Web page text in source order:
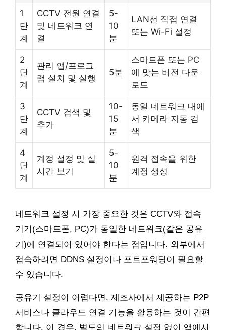
1
단
계
CCTV 전원 연결
및 네트워크 연
결
5-
10
분
LAN선 직접 연결
또는 Wi-Fi 설정
2
단
계
관리 앱/프로그
램 설치 및 실행
5분
스마트폰 또는 PC
에 맞는 버전 다운
로드
3
단
계
CCTV 검색 및
추가
10-
15
분
동일 네트워크 내에
서 카메라 자동 검
색
4
단
계
계정 설정 및 실
시간 보기
5-
10
분
원격 접속을 위한
계정 생성
네트워크 설정 시 가장 중요한 것은 CCTV와 접속
기기(스마트폰, PC)가 동일한 네트워크(같은 공유
기)에 연결되어 있어야 한다는 점입니다. 외부에서
접속하려면 DDNS 설정이나 포트포워딩이 필요할
수 있습니다.
공유기 설정이 어렵다면, 제조사에서 제공하는 P2P
서비스나 클라우드 연결 기능을 활용하는 것이 간편
합니다. 이 경우, 별도의 네트워크 설정 없이 앱에서